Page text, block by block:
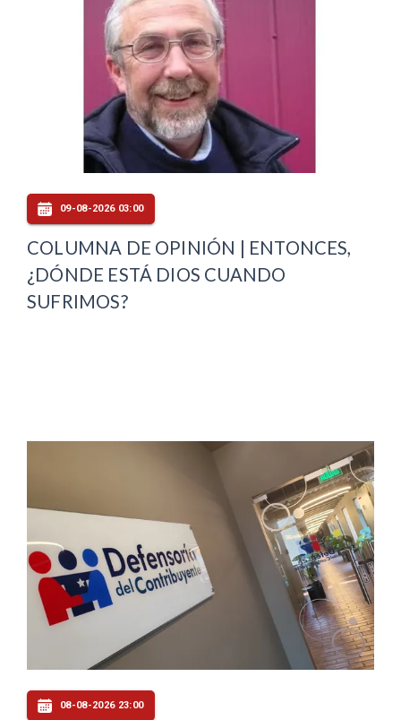
09-08-2026 03:00
COLUMNA DE OPINIÓN | ENTONCES,
¿DÓNDE ESTÁ DIOS CUANDO
SUFRIMOS?
08-08-2026 23:00